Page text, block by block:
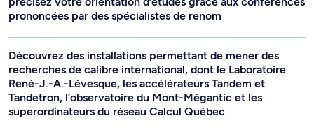
prononcées par des spécialistes de renom
Découvrez des installations permettant de mener des
recherches de calibre international, dont le Laboratoire
René-J.-A.-Lévesque, les accélérateurs Tandem et
Tandetron, l’observatoire du Mont-Mégantic et les
superordinateurs du réseau Calcul Québec